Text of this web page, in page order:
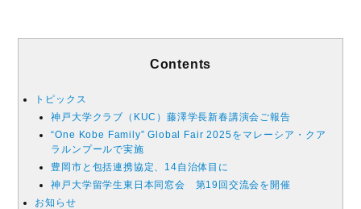
Contents
トピックス
神戸大学クラブ（KUC）藤澤学長新春講演会ご報告
“One Kobe Family” Global Fair 2025をマレーシア・クア
ラルンプールで実施
豊岡市と包括連携協定、14自治体目に
神戸大学留学生東日本同窓会 第19回交流会を開催
お知らせ